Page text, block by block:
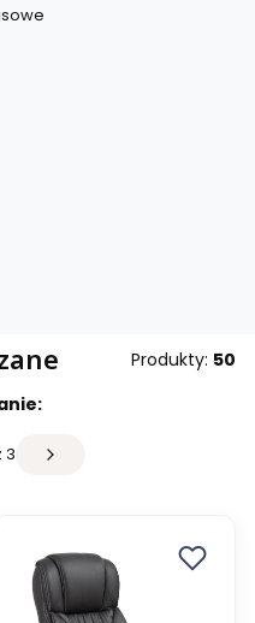
Produkty: 50
3